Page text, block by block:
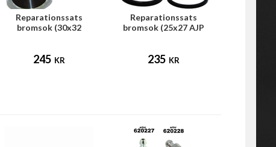
Reparationssats
bromsok (30x32
245 KR
Reparationssats
bromsok (25x27 AJP
235 KR